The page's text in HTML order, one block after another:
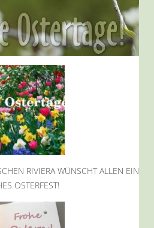
RIVIERA WÜNSCHT ALLEN EIN
OSTERFEST!